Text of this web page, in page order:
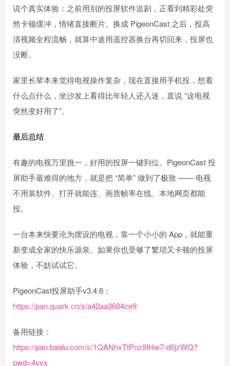
说个真实体验：之前用别的投屏软件追剧，正看到精彩处突
然卡顿缓冲，情绪直接断片。换成 PigeonCast 之后，投高
清视频全程流畅，就算中途用遥控器换台再切回来，投屏也
没断。
家里长辈本来觉得电视操作复杂，现在直接用手机投，想看
什么点什么，坐沙发上看得比年轻人还入迷，直说 “这电视
突然变好用了”。
最后总结
有趣的电视万里挑一，好用的投屏一键到位。PigeonCast 投
屏助手最难得的地方，就是把 “简单” 做到了极致 —— 电视
不用装软件、打开就能连、画质帧率在线、本地网页都能
投。
一台本来快要沦为摆设的电视，靠一个小小的 App，就能重
新变成全家的快乐源泉。如果你也受够了繁琐又卡顿的投屏
体验，不妨试试它。
PigeonCast投屏助手v3.4.6：
https://pan.quark.cn/s/a42aa3684ce9
备用链接：
https://pan.baidu.com/s/1QANhxTtPnz8fHw7-d0jzWQ?
pwd=4yyx